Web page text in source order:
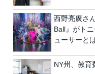
西野亮廣さ
Ball』がト
ューサーと
NY州、教育